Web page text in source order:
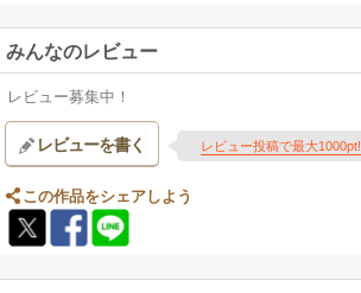
みんなのレビュー
レビュー募集中！
レビューを書く レビュー投稿で最大1000pt!
この作品をシェアしよう